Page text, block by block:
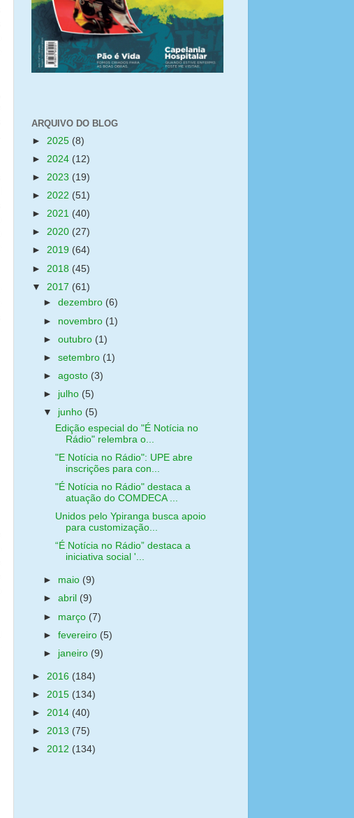
ARQUIVO DO BLOG
► 2025 (8)
► 2024 (12)
► 2023 (19)
► 2022 (51)
► 2021 (40)
► 2020 (27)
► 2019 (64)
► 2018 (45)
▼ 2017 (61)
►dezembro (6)
► novembro (1)
►outubro (1)
►setembro (1)
►agosto (3)
► julho (5)
▼ junho (5)
Edição especial do "É Notícia no
Rádio" relembra o...
"E Notícia no Rádio": UPE abre
inscrições para con...
"É Notícia no Rádio" destaca a
atuação do COMDECA ...
Unidos pelo Ypiranga busca apoio
para customização...
“É Notícia no Rádio” destaca a
iniciativa social '...
► maio (9)
►abril (9)
► março (7)
►fevereiro (5)
► janeiro (9)
► 2016 (184)
► 2015 (134)
► 2014 (40)
► 2013 (75)
► 2012 (134)